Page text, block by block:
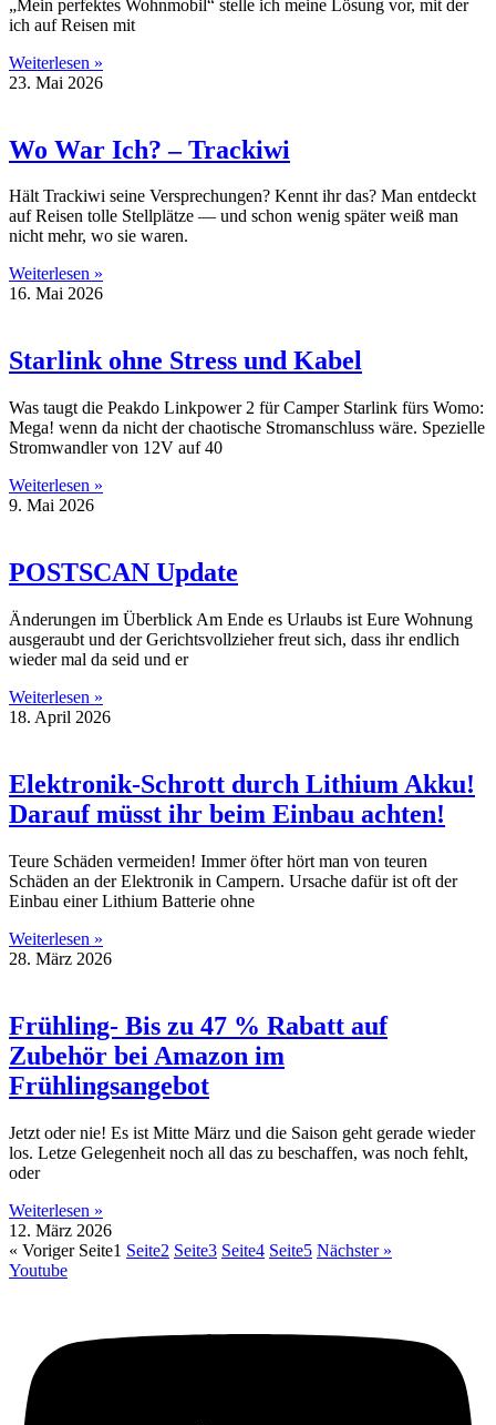
„Mein perfektes Wohnmobil“ stelle ich meine Lösung vor, mit der
ich auf Reisen mit
Weiterlesen »
23. Mai 2026
Wo War Ich? – Trackiwi
Hält Trackiwi seine Versprechungen? Kennt ihr das? Man entdeckt
auf Reisen tolle Stellplätze — und schon wenig später weiß man
nicht mehr, wo sie waren.
Weiterlesen »
16. Mai 2026
Starlink ohne Stress und Kabel
Was taugt die Peakdo Linkpower 2 für Camper Starlink fürs Womo:
Mega! wenn da nicht der chaotische Stromanschluss wäre. Spezielle
Stromwandler von 12V auf 40
Weiterlesen »
9. Mai 2026
POSTSCAN Update
Änderungen im Überblick Am Ende es Urlaubs ist Eure Wohnung
ausgeraubt und der Gerichtsvollzieher freut sich, dass ihr endlich
wieder mal da seid und er
Weiterlesen »
18. April 2026
Elektronik-Schrott durch Lithium Akku!
Darauf müsst ihr beim Einbau achten!
Teure Schäden vermeiden! Immer öfter hört man von teuren
Schäden an der Elektronik in Campern. Ursache dafür ist oft der
Einbau einer Lithium Batterie ohne
Weiterlesen »
28. März 2026
Frühling- Bis zu 47 % Rabatt auf
Zubehör bei Amazon im
Frühlingsangebot
Jetzt oder nie! Es ist Mitte März und die Saison geht gerade wieder
los. Letze Gelegenheit noch all das zu beschaffen, was noch fehlt,
oder
Weiterlesen »
12. März 2026
« Voriger Seite1 Seite2 Seite3 Seite4 Seite5 Nächster »
Youtube